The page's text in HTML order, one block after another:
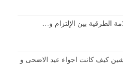
الطرقية بين الإلتزام و…
كيف كانت اجواء عيد الاضحى و